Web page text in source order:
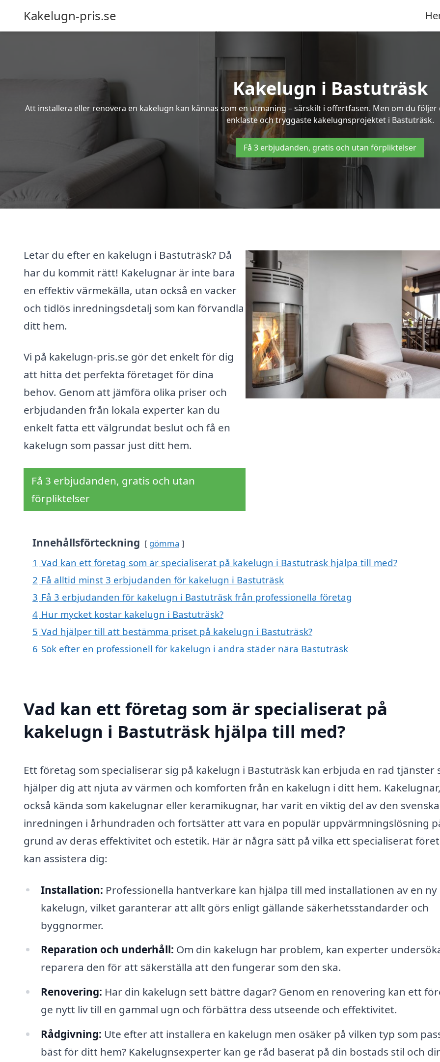
Kakelugn-pris.se
Kakelugn i Bastuträsk
Att installera eller renovera en kakelugn kan kännas som en utmaning – särskilt i offertfasen. Men om du
enklaste och tryggaste kakelugnsprojektet i Bastuträsk.
Få 3 erbjudanden, gratis och utan förpliktelser
Letar du efter en kakelugn i Bastuträsk? Då
har du kommit rätt! Kakelugnar är inte bara
en effektiv värmekälla, utan också en vacker
och tidlös inredningsdetalj som kan förvandla
ditt hem.
Vi på kakelugn-pris.se gör det enkelt för dig
att hitta det perfekta företaget för dina
behov. Genom att jämföra olika priser och
erbjudanden från lokala experter kan du
enkelt fatta ett välgrundat beslut och få en
kakelugn som passar just ditt hem.
Få 3 erbjudanden, gratis och utan
förpliktelser
Innehållsförteckning gömma
1 Vad kan ett företag som är specialiserat på kakelugn i Bastuträsk hjälpa till med?
2 Få alltid minst 3 erbjudanden för kakelugn i Bastuträsk
3 Få 3 erbjudanden för kakelugn i Bastuträsk från professionella företag
4 Hur mycket kostar kakelugn i Bastuträsk?
5 Vad hjälper till att bestämma priset på kakelugn i Bastuträsk?
6 Sök efter en professionell för kakelugn i andra städer nära Bastuträsk
Vad kan ett företag som är specialiserat på
kakelugn i Bastuträsk hjälpa till med?
Ett företag som specialiserar sig på kakelugn i Bastuträsk kan erbjuda en rad tjänster
hjälper dig att njuta av värmen och komforten från en kakelugn i ditt hem. Kakelugnar,
också kända som kakelugnar eller keramikugnar, har varit en viktig del av den svenska
inredningen i århundraden och fortsätter att vara en populär uppvärmningslösning
grund av deras effektivitet och estetik. Här är några sätt på vilka ett specialiserat
kan assistera dig:
Installation: Professionella hantverkare kan hjälpa till med installationen av en ny
kakelugn, vilket garanterar att allt görs enligt gällande säkerhetsstandarder och
byggnormer.
Reparation och underhåll: Om din kakelugn har problem, kan experter
reparera den för att säkerställa att den fungerar som den ska.
Renovering: Har din kakelugn sett bättre dagar? Genom en renovering kan ett
ge nytt liv till en gammal ugn och förbättra dess utseende och effektivitet.
Rådgivning: Ute efter att installera en kakelugn men osäker på vilken typ som
bäst för ditt hem? Kakelugnsexperter kan ge råd baserat på din bostads stil och